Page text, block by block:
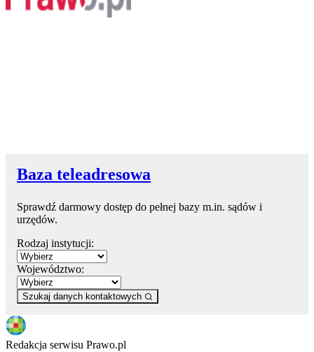
Baza teleadresowa
Sprawdź darmowy dostęp do pełnej bazy m.in. sądów i
urzędów.
Rodzaj instytucji:
Województwo:
Szukaj danych kontaktowych
Redakcja serwisu Prawo.pl